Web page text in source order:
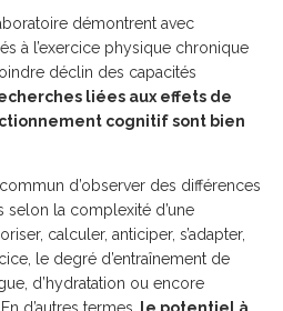
démontrent avec
à l’exercice physique chronique
déclin des capacités
liées aux effets de
cognitif sont bien
d’observer des différences
la complexité d’une
calculer, anticiper, s’adapter,
le degré d’entraînement de
d’hydratation ou encore